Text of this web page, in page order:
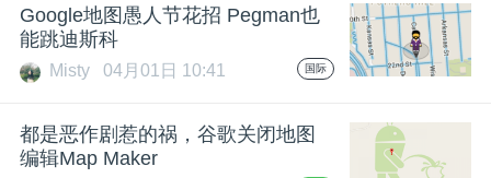
公
课
Google地图愚人节花招 Pegman也
能跳迪斯科
Misty 04月01日 10:41 国际
都是恶作剧惹的祸，谷歌关闭地图
编辑Map Maker